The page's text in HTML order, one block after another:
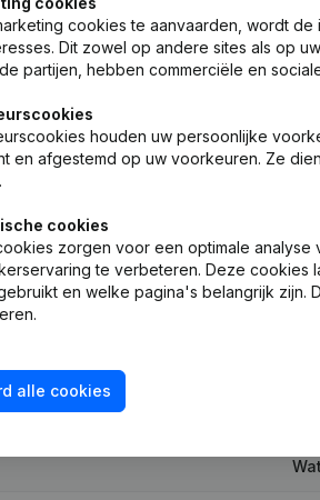
Publicatie
Maatschappelijke Zetel
cookies te aanvaarden, wordt
Dit zowel op andere sites als op
partijen, hebben commerciële en
houden uw persoonlijke
en afgestemd op uw voorkeuren. Ze
cookies
zorgen voor een optimale
te verbeteren. Deze cookies
en welke pagina's belangrijk zijn.
alle cookies